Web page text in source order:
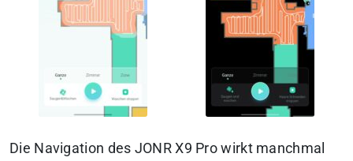
Die Navigation des JONR X9 Pro wirkt manchmal